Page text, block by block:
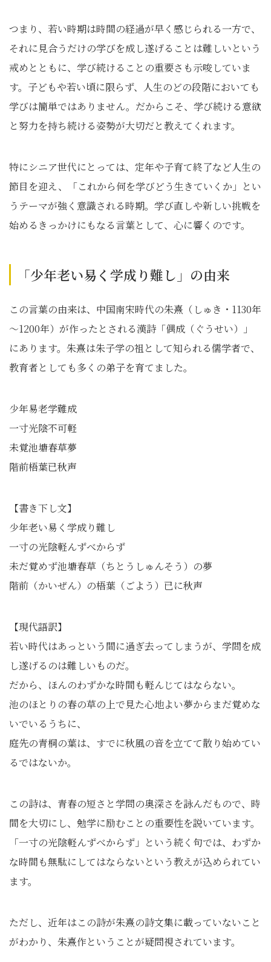
つまり、若い時期は時間の経過が早く感じられる一方で、
それに見合うだけの学びを成し遂げることは難しいという
戒めとともに、学び続けることの重要さも示唆していま
す。子どもや若い頃に限らず、人生のどの段階においても
学びは簡単ではありません。だからこそ、学び続ける意欲
と努力を持ち続ける姿勢が大切だと教えてくれます。
特にシニア世代にとっては、定年や子育て終了など人生の
節目を迎え、「これから何を学びどう生きていくか」とい
うテーマが強く意識される時期。学び直しや新しい挑戦を
始めるきっかけにもなる言葉として、心に響くのです。
「少年老い易く学成り難し」の由来
この言葉の由来は、中国南宋時代の朱熹（しゅき・1130年
～1200年）が作ったとされる漢詩「偶成（ぐうせい）」
にあります。朱熹は朱子学の祖として知られる儒学者で、
教育者としても多くの弟子を育てました。
少年易老学難成
一寸光陰不可軽
未覚池塘春草夢
階前梧葉已秋声
【書き下し文】
少年老い易く学成り難し
一寸の光陰軽んずべからず
未だ覚めず池塘春草（ちとうしゅんそう）の夢
階前（かいぜん）の梧葉（ごよう）已に秋声
【現代語訳】
若い時代はあっという間に過ぎ去ってしまうが、学問を成
し遂げるのは難しいものだ。
だから、ほんのわずかな時間も軽んじてはならない。
池のほとりの春の草の上で見た心地よい夢からまだ覚めな
いでいるうちに、
庭先の青桐の葉は、すでに秋風の音を立てて散り始めてい
るではないか。
この詩は、青春の短さと学問の奥深さを詠んだもので、時
間を大切にし、勉学に励むことの重要性を説いています。
「一寸の光陰軽んずべからず」という続く句では、わずか
な時間も無駄にしてはならないという教えが込められてい
ます。
ただし、近年はこの詩が朱熹の詩文集に載っていないこと
がわかり、朱熹作ということが疑問視されています。